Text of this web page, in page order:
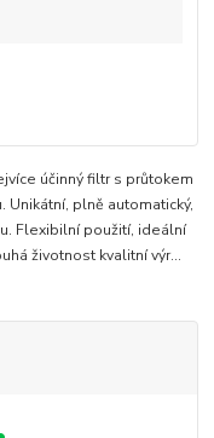
účinný filtr s průtokem
Unikátní, plně automatický,
Flexibilní použití, ideální
životnost kvalitní výr...